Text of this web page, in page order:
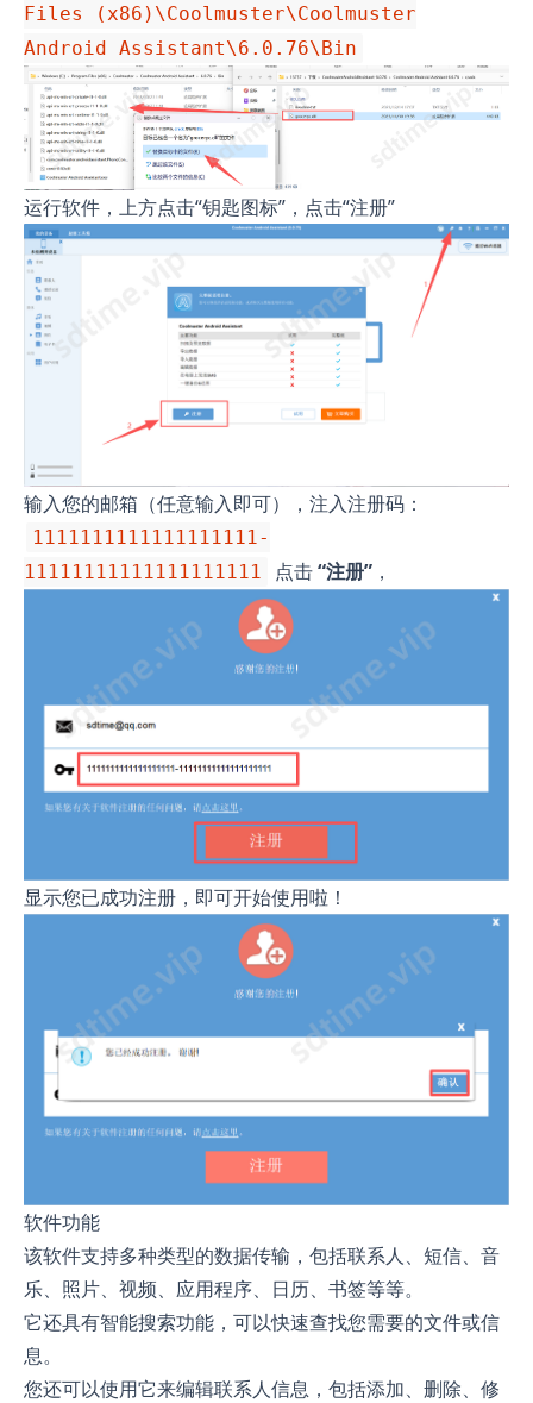
Files (x86)\Coolmuster\Coolmuster
Android Assistant\6.0.76\Bin
运行软件，上方点击“钥匙图标”，点击“注册”
输入您的邮箱（任意输入即可），注入注册码：
1111111111111111111-
11111111111111111111
点击“注册” ，
显示您已成功注册，即可开始使用啦！
软件功能
该软件支持多种类型的数据传输，包括联系人、短信、音
乐、照片、视频、应用程序、日历、书签等等。
它还具有智能搜索功能，可以快速查找您需要的文件或信
息。
您还可以使用它来编辑联系人信息，包括添加、删除、修